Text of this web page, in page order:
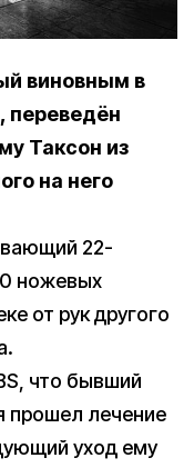
виновным в
Таксон из
на него
22-
ножевых
от рук другого
что бывший
прошел лечение
уход ему